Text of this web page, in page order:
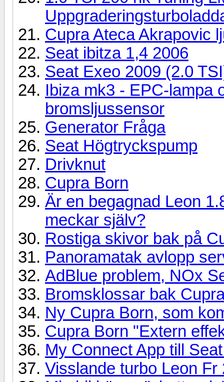
Cupra Ateca Akrapovic
Seat ibitza 1,4 2006
Seat Exeo 2009 (2.0
Ibiza mk3 - EPC-lampa
bromsljussensor
Generator Fråga
Seat Högtryckspump
Drivknut
Cupra Born
Är en begagnad Leon
meckar själv?
Rostiga skivor bak på
Panoramatak avlopp
AdBlue problem, NOx
Bromsklossar bak
Ny Cupra Born, som
Cupra Born "Extern
My Connect App till
Visslande turbo Leon Fr